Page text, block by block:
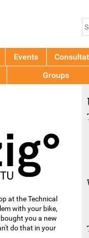
at the Technical
with your bike,
you a new
do that in your
Events
Groups